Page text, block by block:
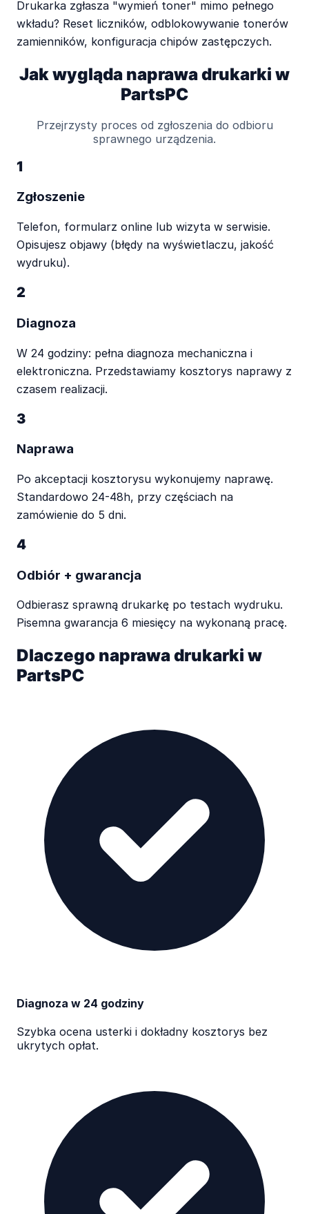
Drukarka zgłasza "wymień toner" mimo pełnego
wkładu? Reset liczników, odblokowywanie tonerów
zamienników, konfiguracja chipów zastępczych.
Jak wygląda naprawa drukarki w
PartsPC
Przejrzysty proces od zgłoszenia do odbioru
sprawnego urządzenia.
1
Zgłoszenie
Telefon, formularz online lub wizyta w serwisie.
Opisujesz objawy (błędy na wyświetlaczu, jakość
wydruku).
2
Diagnoza
W 24 godziny: pełna diagnoza mechaniczna i
elektroniczna. Przedstawiamy kosztorys naprawy z
czasem realizacji.
3
Naprawa
Po akceptacji kosztorysu wykonujemy naprawę.
Standardowo 24-48h, przy częściach na
zamówienie do 5 dni.
4
Odbiór + gwarancja
Odbierasz sprawną drukarkę po testach wydruku.
Pisemna gwarancja 6 miesięcy na wykonaną pracę.
Dlaczego naprawa drukarki w
PartsPC
Diagnoza w 24 godziny
Szybka ocena usterki i dokładny kosztorys bez
ukrytych opłat.